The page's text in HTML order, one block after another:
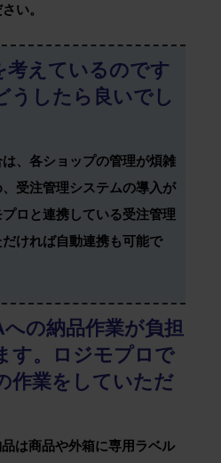
い。
考えているのです
うしたら良いでし
、各ショップの管理が煩雑
受注管理システムの導入が
ロと連携している受注管理
ければ自動連携も可能で
の納品作業が負担
す。ロジモプロで
作業をしていただ
は商品や外箱に専用ラベル